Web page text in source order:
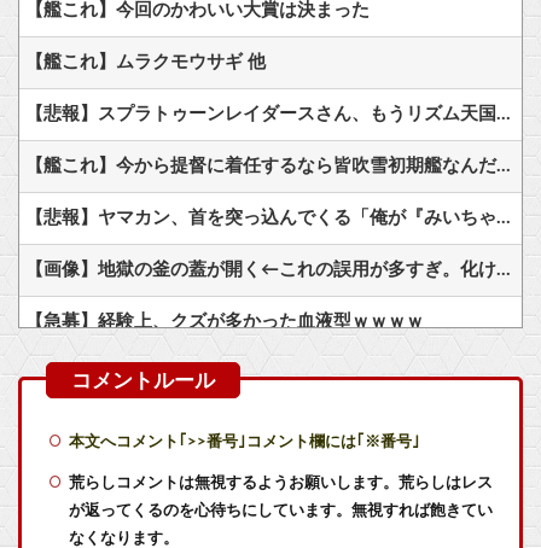
【艦これ】今回のかわいい大賞は決まった
【艦これ】ムラクモウサギ 他
【悲報】スプラトゥーンレイダースさん、もうリズム天国にアマゾンランキングで敗北wwwwwwwww
【艦これ】今から提督に着任するなら皆吹雪初期艦なんだろうか
【悲報】ヤマカン、首を突っ込んでくる「俺が『みいちゃんと山田さん』のアニメ監督やりますよ？」
【画像】地獄の釜の蓋が開く←これの誤用が多すぎ。化け物が沢山出てくるイメージ持ってる奴間違ってるぞ
【急募】経験上、クズが多かった血液型ｗｗｗｗ
『こいつのキャラデザ最高過ぎるやろ』ってなったゲームキャラｗｗｗｗ
キメラって倫理観無くせば普通に作れるんか？
本文へコメント｢>>番号｣コメント欄には｢※番号｣
荒らしコメントは無視するようお願いします。荒らしはレス
が返ってくるのを心待ちにしています。無視すれば飽きてい
なくなります。